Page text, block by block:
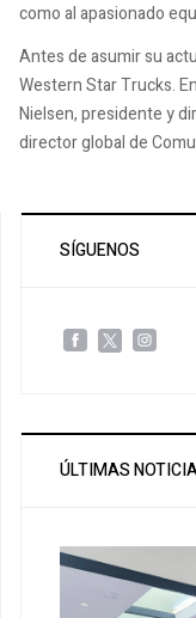
como al apasionado
Antes de asumir su
Western Star Trucks.
Nielsen, presidente y
director global de
SÍGUENOS
ÚLTIMAS